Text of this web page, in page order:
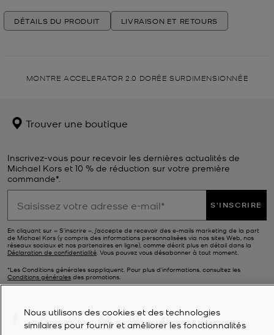
DÉTAILS DU PRODUIT LIVRAISON ET RETOURS
MONTRE ACCELERATOR 2.0 DORÉE SURDIMENSIONNÉE
Trouver une boutique
Inscrivez-vous pour recevoir les dernières actualités de
Michael Kors et 10 % de réduction sur votre première
commande*.
S'INSCRIRE
En cliquant sur « S’inscrire », j’accepte de recevoir des e-mails marketing de la part
de Michael Kors (y compris des informations personnalisées via nos sites Web, nos
réseaux sociaux et nos partenaires en ligne), comme décrit plus en détail dans la
Déclaration de confidentialité. Vous pouvez vous désabonner à tout moment.
*Les Conditions générales sappliquent. Pour plus d’informations, consultez les
Conditions générales des promotions.
Nous utilisons des cookies et des technologies
similaires pour fournir et améliorer les fonctionnalités